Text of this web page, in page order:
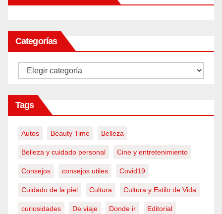
Categorías
Categorías
Tags
Autos Beauty Time Belleza
Belleza y cuidado personal Cine y entretenimiento
Consejos consejos utiles Covid19
Cuidado de la piel Cultura Cultura y Estilo de Vida
curiosidades De viaje Donde ir Editorial